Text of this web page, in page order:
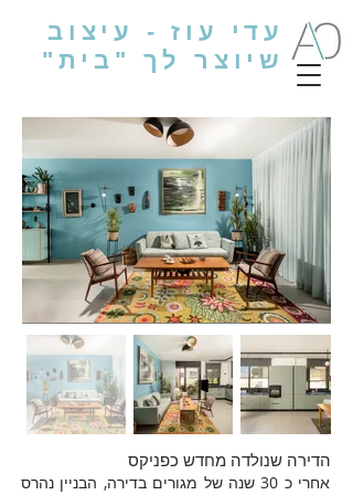
עדי עוז - עיצוב
שיוצר לך "בית"
הדירה שנולדה מחדש כפניקס
אחרי כ 30 שנה של מגורים בדירה, הבניין נהרס